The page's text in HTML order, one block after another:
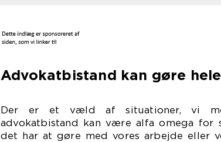
Advokatbistand kan gøre
Der er et væld af situationer, vi
advokatbistand kan være alfa omega for
det har at gøre med vores arbejde eller